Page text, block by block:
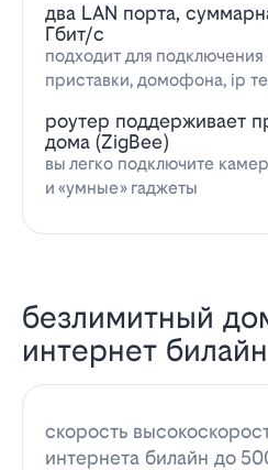
два LAN порта,
Гбит/с
подходит для
приставки, домофона, ip
роутер поддерживает
дома (ZigBee)
вы легко подключите
и «умные» гаджеты
безлимитный
интернет билайн
скорость
интернета билайн до